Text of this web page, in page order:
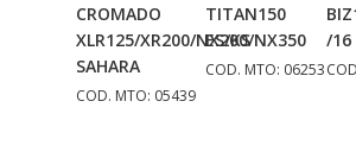
CROMADO
XLR125/XR200/NX200/NX350
SAHARA
COD. MTO: 05439
TITAN150
ES/KS
COD. MTO: 06253
/16